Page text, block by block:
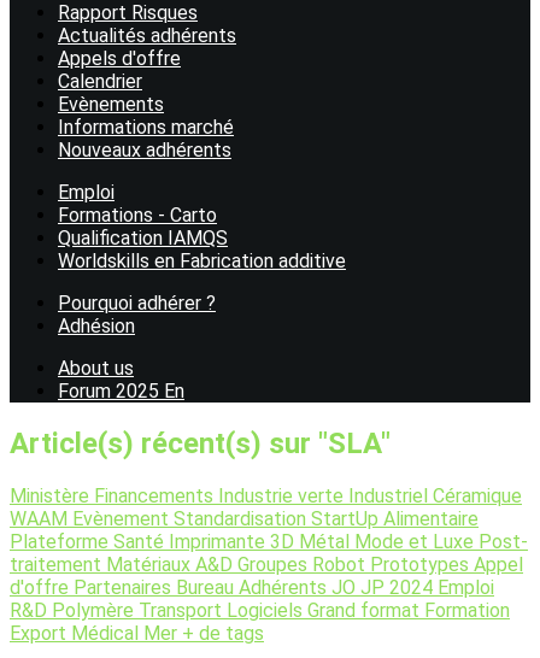
Rapport Risques
Actualités adhérents
Appels d'offre
Calendrier
Evènements
Informations marché
Nouveaux adhérents
Emploi
Formations - Carto
Qualification IAMQS
Worldskills en Fabrication additive
Pourquoi adhérer ?
Adhésion
About us
Forum 2025 En
Article(s) récent(s) sur "SLA"
Ministère Financements Industrie verte Industriel Céramique
WAAM Evènement Standardisation StartUp Alimentaire
Plateforme Santé Imprimante 3D Métal Mode et Luxe Post-
traitement Matériaux A&D Groupes Robot Prototypes Appel
d'offre Partenaires Bureau Adhérents JO JP 2024 Emploi
R&D Polymère Transport Logiciels Grand format Formation
Export Médical Mer + de tags